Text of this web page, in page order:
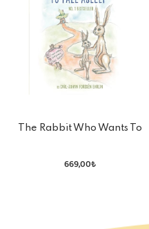
The Rabbit Who Wants To
669,00₺